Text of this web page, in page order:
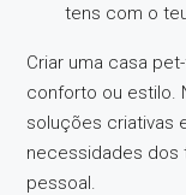
tens com o
Criar uma casa
conforto ou estilo.
soluções criativas
necessidades dos
pessoal.